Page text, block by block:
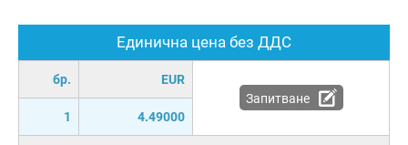
Единична цена без ДДС
бр. EUR
1 4.49000
Запитване